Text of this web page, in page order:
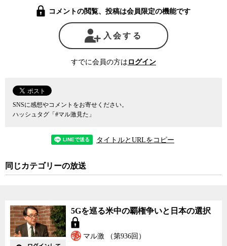
全保障問題だ。アメリカがみすみす覇権を明け渡すはずがない。
実際、マクロンは今、経済政策をめぐり国内で苦境に立たされて
おり、欧州軍どころではない。そのマクロンにとってルノーと日産
を経営統合させ、フランス国内に日産の工場を招致できるかどうか
具体的にアメリカが何をどう動かしたのかは今のところ知るよし
もないが、この事件の背後には何かとてつもない大きな力が働いて
いると考えるのは、うがち過ぎだろうか。
アメリカが同盟国を使って邪魔者を排除しようと試みたという意
味で、カナダによる、ファーウェイの創業者の娘で副会長のCFOを
ぐる争いなのかを、長期的な視点に立って考えてみる必要があるだ
ろう。
コメントの閲覧、投稿は会員限定の機能です
入会する
すでに会員の方は ログイン
SNSに感想やコメントをお寄せください。
ハッシュタグ「#マル激見た」
タイトルとURLをコピー
同じカテゴリーの放送
5Gを巡る米中の覇権争いと日本の選択
マル激 （第936回）